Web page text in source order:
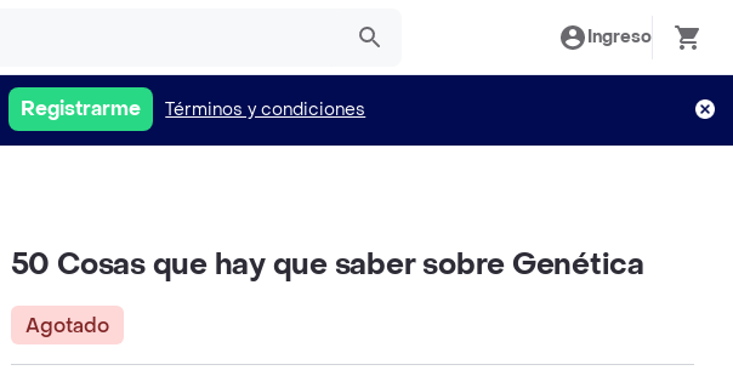
Ingreso
Registrarme Términos y condiciones
50 Cosas que hay que saber sobre Genética
Agotado